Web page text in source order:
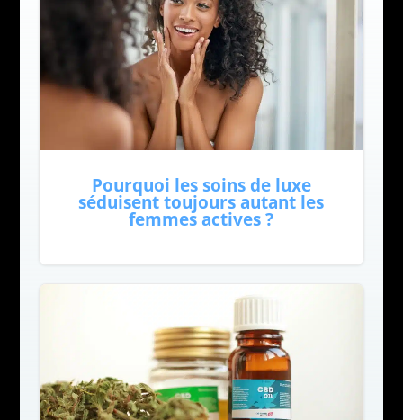
Pourquoi les soins de luxe
séduisent toujours autant les
femmes actives ?